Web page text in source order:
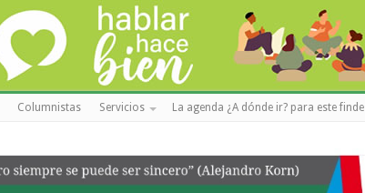
Columnistas Servicios La agenda ¿A dónde ir? para este finde